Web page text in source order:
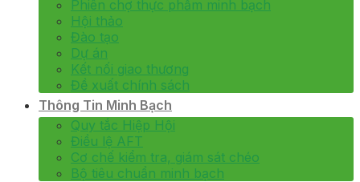
Phiên chợ thực phẩm minh bạch
Hội thảo
Đào tạo
Dự án
Kết nối giao thương
Đề xuất chính sách
Thông Tin Minh Bạch
Quy tắc Hiệp Hội
Điều lệ AFT
Cơ chế kiểm tra, giám sát chéo
Bộ tiêu chuẩn minh bạch